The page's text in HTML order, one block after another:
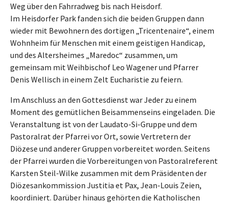
Weg über den Fahrradweg bis nach Heisdorf.
Im Heisdorfer Park fanden sich die beiden Gruppen dann
wieder mit Bewohnern des dortigen „Tricentenaire“, einem
Wohnheim für Menschen mit einem geistigen Handicap,
und des Altersheimes „Maredoc“ zusammen, um
gemeinsam mit Weihbischof Leo Wagener und Pfarrer
Denis Wellisch in einem Zelt Eucharistie zu feiern.
Im Anschluss an den Gottesdienst war Jeder zu einem
Moment des gemütlichen Beisammenseins eingeladen. Die
Veranstaltung ist von der Laudato-Si-Gruppe und dem
Pastoralrat der Pfarrei vor Ort, sowie Vertretern der
Diözese und anderer Gruppen vorbereitet worden. Seitens
der Pfarrei wurden die Vorbereitungen von Pastoralreferent
Karsten Steil-Wilke zusammen mit dem Präsidenten der
Diözesankommission Justitia et Pax, Jean-Louis Zeien,
koordiniert. Darüber hinaus gehörten die Katholischen